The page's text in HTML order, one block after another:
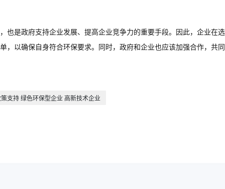
也是政府支持企业发展、提高企业竞争力的重要手段。因此，企业在
，以确保自身符合环保要求。同时，政府和企业也应该加强合作，共
支持 绿色环保型企业 高新技术企业